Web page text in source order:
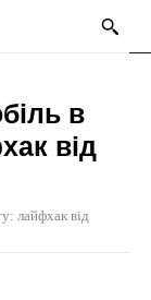
в
від
лайфхак від